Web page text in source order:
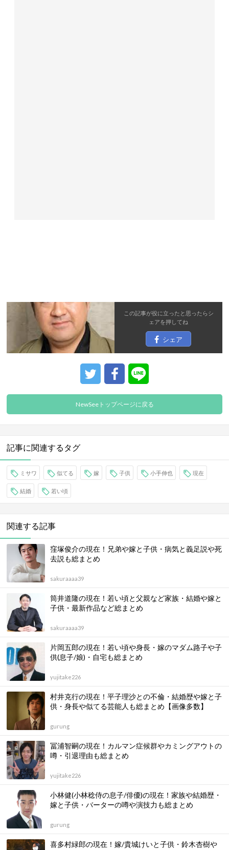
この記事が役に立ったと思ったらシ
ェアを押してね
シェア
NewSeeトップページに戻る
記事に関連するタグ
ミサワ 似てる 嫁 子供 小手伸也 現在
結婚 若い頃
関連する記事
窪塚俊介の現在！兄弟や嫁と子供・病気と義足説や死
去説も総まとめ
sakuraaaa39
筒井道隆の現在！若い頃と父親など家族・結婚や嫁と
子供・最新作品など総まとめ
sakuraaaa39
片岡五郎の現在！若い頃や身長・嫁のマダム路子や子
供(息子/娘)・自宅も総まとめ
yujitake226
村井克行の現在！平子理沙との不倫・結婚歴や嫁と子
供・身長や似てる芸能人も総まとめ【画像多数】
gurung
冨浦智嗣の現在！カルマン症候群やカミングアウトの
噂・引退理由も総まとめ
yujitake226
小林健(小林稔侍の息子/俳優)の現在！家族や結婚歴・
嫁と子供・バーターの噂や演技力も総まとめ
gurung
喜多村緑郎の現在！嫁/貴城けいと子供・鈴木杏樹や